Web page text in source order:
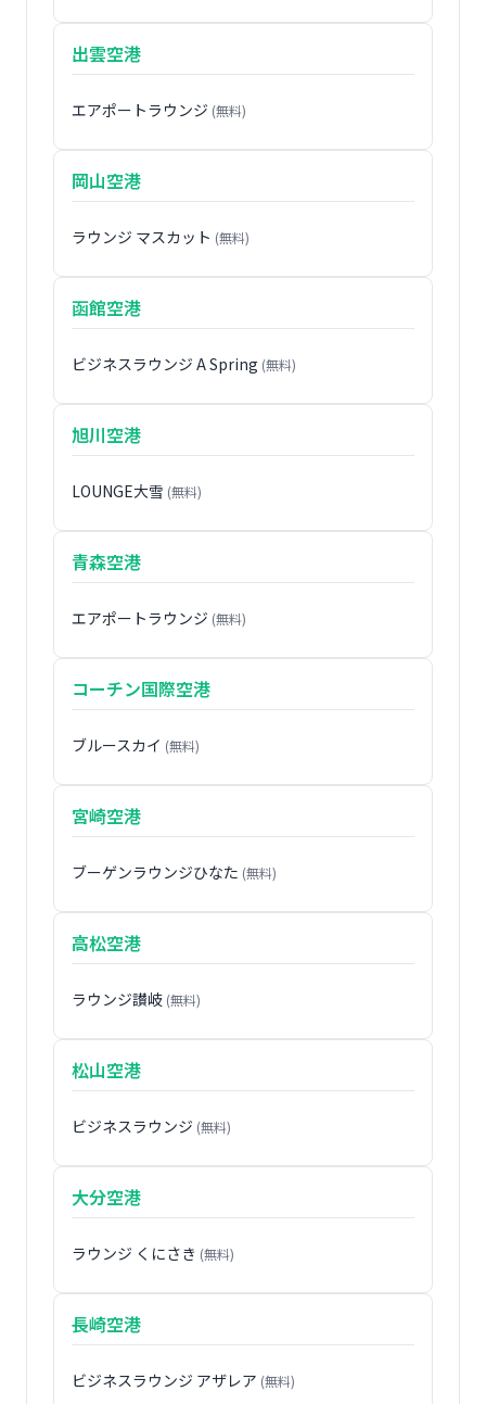
出雲空港
エアポートラウンジ (無料)
岡山空港
ラウンジ マスカット (無料)
函館空港
ビジネスラウンジ A Spring (無料)
旭川空港
LOUNGE大雪 (無料)
青森空港
エアポートラウンジ (無料)
コーチン国際空港
ブルースカイ (無料)
宮崎空港
ブーゲンラウンジひなた (無料)
高松空港
ラウンジ讃岐 (無料)
松山空港
ビジネスラウンジ (無料)
大分空港
ラウンジ くにさき (無料)
長崎空港
ビジネスラウンジ アザレア (無料)